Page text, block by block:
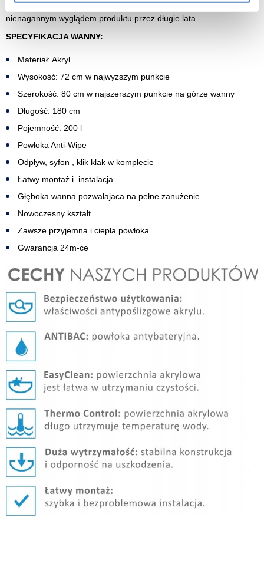
obarwienia , dzięki powłoce mogą się Państwo cieszczyć
nienagannym wyglądem produktu przez długie lata.
SPECYFIKACJA WANNY:
Materiał: Akryl
Wysokość: 72 cm w najwyższym punkcie
Szerokość: 80 cm w najszerszym punkcie na górze wanny
Długość: 180 cm
Pojemność: 200 l
Powłoka Anti-Wipe
Odpływ, syfon , klik klak w komplecie
Łatwy montaż i instalacja
Głęboka wanna pozwalajaca na pełne zanużenie
Nowoczesny kształt
Zawsze przyjemna i ciepła powłoka
Gwarancja 24m-ce